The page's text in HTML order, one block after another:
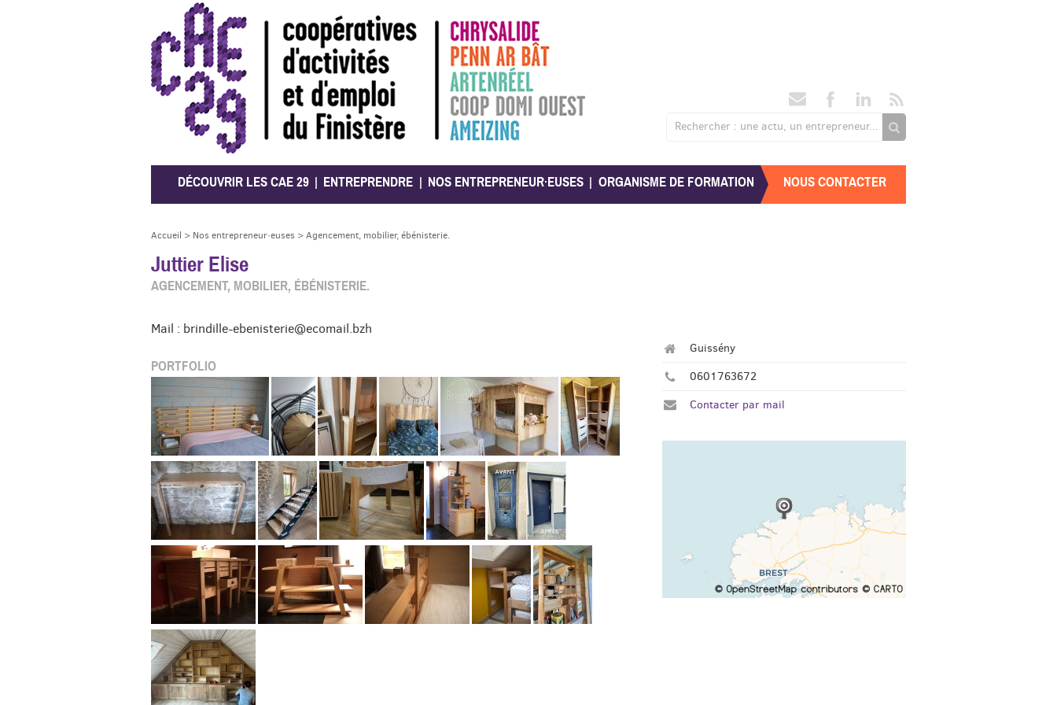
CAE 29
Rechercher : une actu, un entrepreneur...
DÉCOUVRIR LES CAE 29 ENTREPRENDRE NOS ENTREPRENEUR·EUSES ORGANISME DE FORMATION NOUS CONTACTER
Accueil > Nos entrepreneur·euses > Agencement, mobilier, ébénisterie.
Juttier Elise
AGENCEMENT, MOBILIER, ÉBÉNISTERIE.
Mail : brindille-ebenisterie@ecomail.bzh
PORTFOLIO
Guissény
0601763672
Contacter par mail